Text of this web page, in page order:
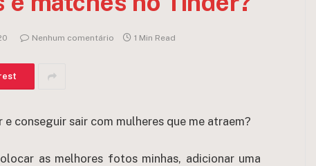
Nenhum comentário 1 Min Read
conseguir sair com mulheres que me atraem?
as melhores fotos minhas, adicionar uma